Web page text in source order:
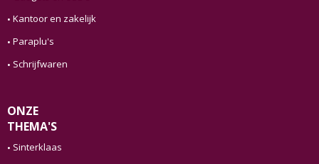
Kantoor en zakelijk
Paraplu's
Schrijfwaren
ONZE
THEMA'S
Sinterklaas